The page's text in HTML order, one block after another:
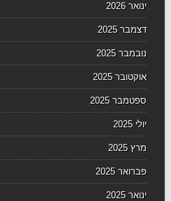
ינואר 2026
דצמבר 2025
נובמבר 2025
אוקטובר 2025
ספטמבר 2025
יולי 2025
מרץ 2025
פברואר 2025
ינואר 2025